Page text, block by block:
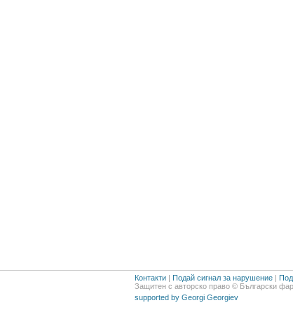
Контакти | Подай сигнал за нарушение |
Защитен с авторско право © Български
supported by Georgi Georgiev